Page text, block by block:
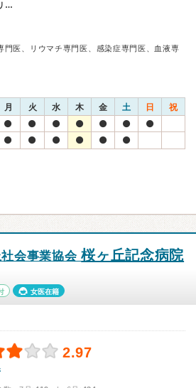
…
門医、リウマチ専門医、感染症専門医、血液専
月 火 水 木 金 土 日 祝
社会事業協会桜ヶ丘記念病院
女医在籍
2.97